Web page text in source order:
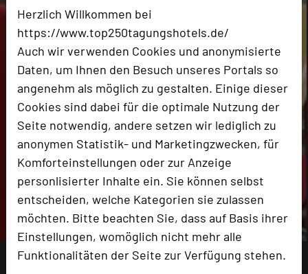
Herzlich Willkommen bei
https://www.top250tagungshotels.de/
Auch wir verwenden Cookies und anonymisierte
Daten, um Ihnen den Besuch unseres Portals so
angenehm als möglich zu gestalten. Einige dieser
Cookies sind dabei für die optimale Nutzung der
Seite notwendig, andere setzen wir lediglich zu
anonymen Statistik- und Marketingzwecken, für
Komforteinstellungen oder zur Anzeige
personlisierter Inhalte ein. Sie können selbst
entscheiden, welche Kategorien sie zulassen
möchten. Bitte beachten Sie, dass auf Basis ihrer
Einstellungen, womöglich nicht mehr alle
Funktionalitäten der Seite zur Verfügung stehen.